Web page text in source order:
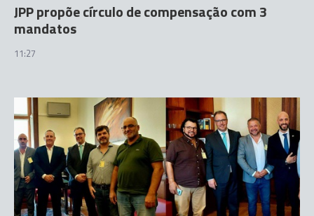
JPP propõe círculo de compensação com 3
mandatos
11:27